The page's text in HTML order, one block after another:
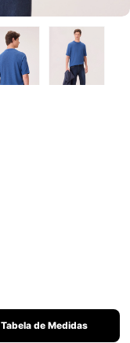
Tabela de Medidas